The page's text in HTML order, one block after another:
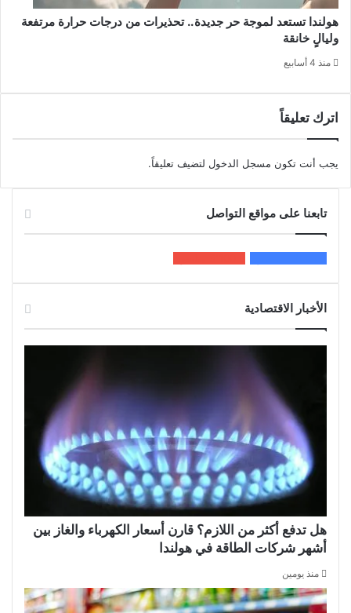
هولندا تستعد لموجة حر جديدة.. تحذيرات من درجات حرارة مرتفعة
وليالٍ خانقة
منذ 4 أسابيع
اترك تعليقاً
يجب أنت تكون مسجل الدخول لتضيف تعليقاً.
تابعنا على مواقع التواصل
الأخبار الاقتصادية
هل تدفع أكثر من اللازم؟ قارن أسعار الكهرباء والغاز بين
أشهر شركات الطاقة في هولندا
منذ يومين